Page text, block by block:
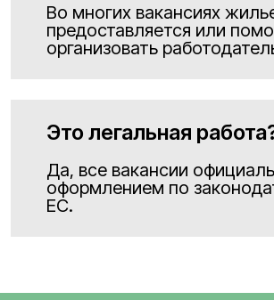
Во многих вакансиях
предоставляется или
организовать
Это легальная
Да, все вакансии
оформлением по
ЕС.